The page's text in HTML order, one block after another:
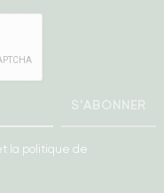
S'ABONNER
la politique de